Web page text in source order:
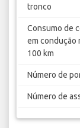
tronco
Consumo de
em condução
100 km
Número de
Número de